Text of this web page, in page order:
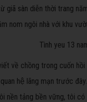
giã sàn diễn thời trang
nom ngôi nhà với khu
về chồng trong cuốn
hệ lãng mạn trước
nền tảng bền vững, tôi